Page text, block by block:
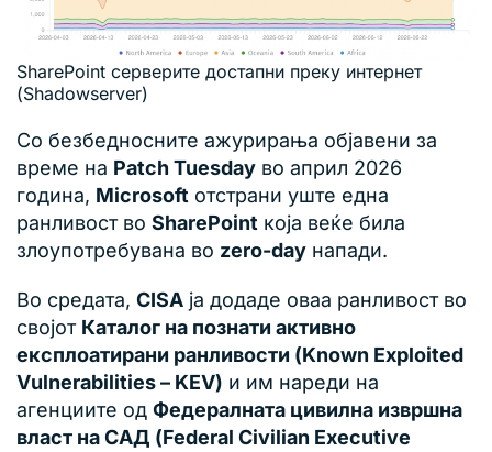
SharePoint серверите достапни преку интернет
(Shadowserver)
Со безбедносните ажурирања објавени за
време на Patch Tuesday во април 2026
година, Microsoft отстрани уште една
ранливост во SharePoint која веќе била
злоупотребувана во zero-day напади.
Во средата, CISA ја додаде оваа ранливост во
својот Каталог на познати активно
експлоатирани ранливости (Known Exploited
Vulnerabilities – KEV) и им нареди на
агенциите од Федералната цивилна извршна
власт на САД (Federal Civilian Executive